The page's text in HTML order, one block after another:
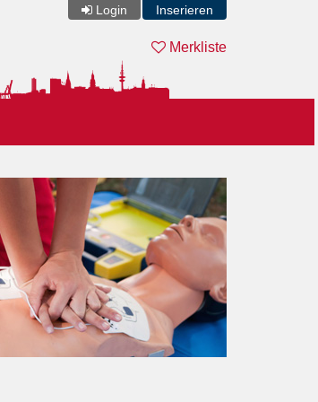
Login Inserieren
Merkliste